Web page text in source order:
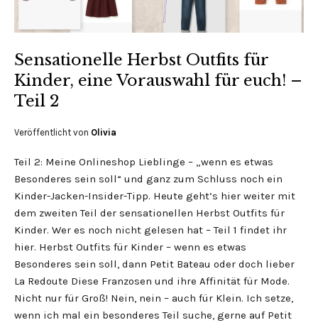
Sensationelle Herbst Outfits für
Kinder, eine Vorauswahl für euch! –
Teil 2
Veröffentlicht von Olivia
Teil 2: Meine Onlineshop Lieblinge – „wenn es etwas
Besonderes sein soll“ und ganz zum Schluss noch ein
Kinder-Jacken-Insider-Tipp. Heute geht’s hier weiter mit
dem zweiten Teil der sensationellen Herbst Outfits für
Kinder. Wer es noch nicht gelesen hat – Teil 1 findet ihr
hier. Herbst Outfits für Kinder – wenn es etwas
Besonderes sein soll, dann Petit Bateau oder doch lieber
La Redoute Diese Franzosen und ihre Affinität für Mode.
Nicht nur für Groß! Nein, nein – auch für Klein. Ich setze,
wenn ich mal ein besonderes Teil suche, gerne auf Petit